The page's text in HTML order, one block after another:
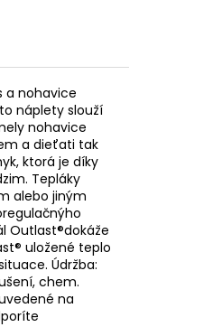
a nohavice
náplety slouží
nohavice
a dieťati tak
ktorá je díky
Tepláky
alebo jiným
Outlast®dokáže
uložené teplo
Údržba:
chem.
na